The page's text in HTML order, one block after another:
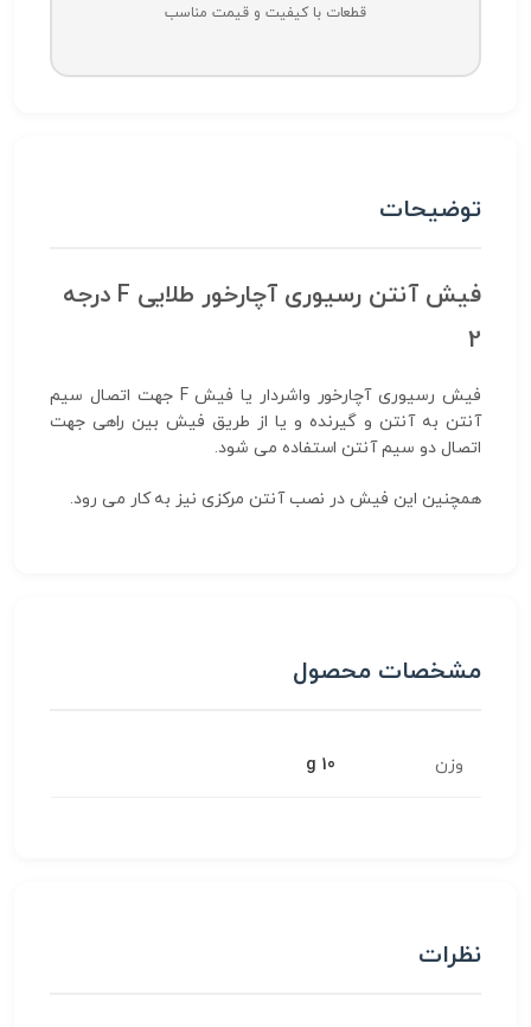
قطعات با کیفیت و قیمت مناسب
توضیحات
فیش آنتن رسیوری آچارخور طلایی F درجه
2
فیش رسیوری آچارخور واشردار یا فیش F جهت اتصال سیم
آنتن به آنتن و گیرنده و یا از طریق فیش بین راهی جهت
اتصال دو سیم آنتن استفاده می شود.
همچنین این فیش در نصب آنتن مرکزی نیز به کار می رود.
مشخصات محصول
وزن 10 g
نظرات